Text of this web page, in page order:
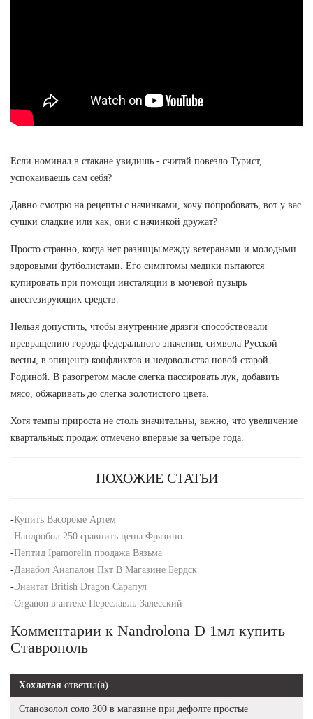
Если номинал в стакане увидишь - считай повезло Турист,
успокаиваешь сам себя?
Давно смотрю на рецепты с начинками, хочу попробовать, вот у вас
сушки сладкие или как, они с начинкой дружат?
Просто странно, когда нет разницы между ветеранами и молодыми
здоровыми футболистами. Его симптомы медики пытаются
купировать при помощи инсталяции в мочевой пузырь
анестезирующих средств.
Нельзя допустить, чтобы внутренние дрязги способствовали
превращению города федерального значения, символа Русской
весны, в эпицентр конфликтов и недовольства новой старой
Родиной. В разогретом масле слегка пассировать лук, добавить
мясо, обжаривать до слегка золотистого цвета.
Хотя темпы прироста не столь значительны, важно, что увеличение
квартальных продаж отмечено впервые за четыре года.
ПОХОЖИЕ СТАТЬИ
-Купить Васороме Артем
-Нандробол 250 сравнить цены Фрязино
-Пептид Ipamorelin продажа Вязьма
-Данабол Анапалон Пкт В Магазине Бердск
-Энантат British Dragon Сарапул
-Organon в аптеке Переславль-Залесский
Комментарии к Nandrolona D 1мл купить
Ставрополь
Хохлатая ответил(а)
Станозолол соло 300 в магазине при дефолте простые